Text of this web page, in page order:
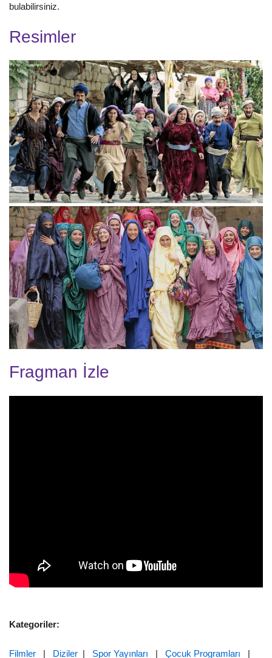
bulabilirsiniz.
Resimler
Fragman İzle
Kategoriler:
Filmler | Diziler | Spor Yayınları | Çocuk Programları |